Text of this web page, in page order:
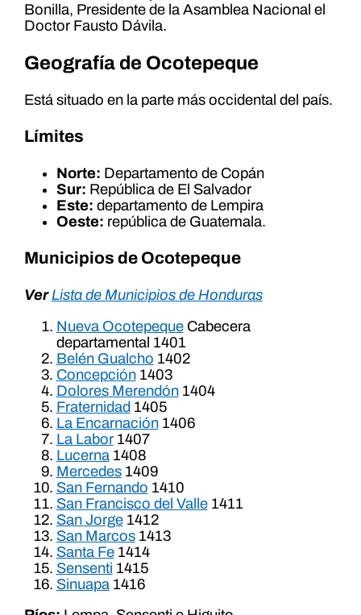
Bonilla, Presidente de la Asamblea Nacional el
Doctor Fausto Dávila.
Geografía de Ocotepeque
Está situado en la parte más occidental del país.
Límites
Norte: Departamento de Copán
Sur: República de El Salvador
Este: departamento de Lempira
Oeste: república de Guatemala.
Municipios de Ocotepeque
VerLista de Municipios de Honduras
Nueva OcotepequeCabecera
departamental 1401
Belén Gualcho 1402
Concepción1403
Dolores Merendón1404
Fraternidad1405
La Encarnación1406
La Labor1407
Lucerna1408
Mercedes1409
San Fernando 1410
San Francisco del Valle1411
San Jorge1412
San Marcos1413
Santa Fe1414
Sensenti 1415
Sinuapa1416